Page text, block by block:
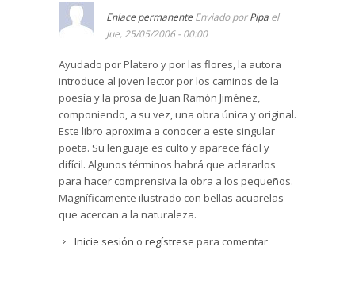
Enlace permanente Enviado porPipa el
Jue, 25/05/2006 - 00:00
Ayudado por Platero y por las flores, la autora
introduce al joven lector por los caminos de la
poesía y la prosa de Juan Ramón Jiménez,
componiendo, a su vez, una obra única y original.
Este libro aproxima a conocer a este singular
poeta. Su lenguaje es culto y aparece fácil y
difícil. Algunos términos habrá que aclararlos
para hacer comprensiva la obra a los pequeños.
Magníficamente ilustrado con bellas acuarelas
que acercan a la naturaleza.
Inicie sesión o regístrese para comentar